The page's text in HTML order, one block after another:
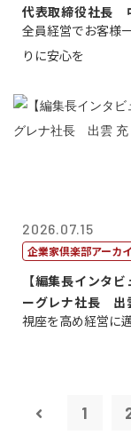
代表取締役社長
男
全員経営でお客様
りに安心を
2026.07.15
企業家倶楽部アーカ
【編集長インタ
ーグレナ社長 出
視座を高め経営に
1